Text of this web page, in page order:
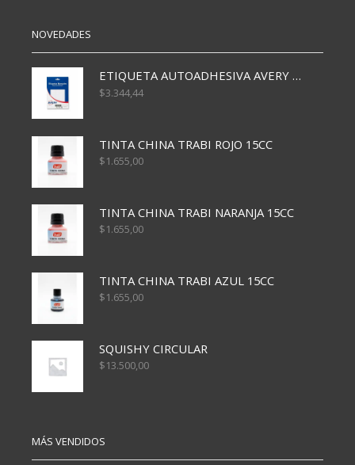
NOVEDADES
ETIQUETA AUTOADHESIVA AVERY 3026 30H 20 X 70
$3.344,44
TINTA CHINA TRABI ROJO 15CC
$1.655,00
TINTA CHINA TRABI NARANJA 15CC
$1.655,00
TINTA CHINA TRABI AZUL 15CC
$1.655,00
SQUISHY CIRCULAR
$13.500,00
MÁS VENDIDOS